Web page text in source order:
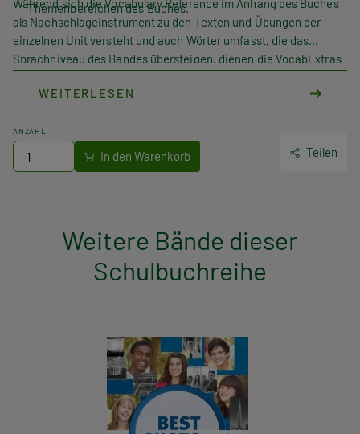
Themenbereichen des Buches.
als Nachschlageinstrument zu den Texten und Übungen der
einzelnen Unit versteht und auch Wörter umfasst, die das
Sprachniveau des Bandes übersteigen, dienen die VocabExtras
Basiswortschatzes. Ergänzend zu LanguageBoxes,
VocabBooster und Vokabelarbeit im Buch machen sie die
Lernenden fit für den aktiven Umgang mit dem englischen
Wortschatz.
WEITERLESEN
ANZAHL
Teilen
Weitere Bände dieser
Schulbuchreihe